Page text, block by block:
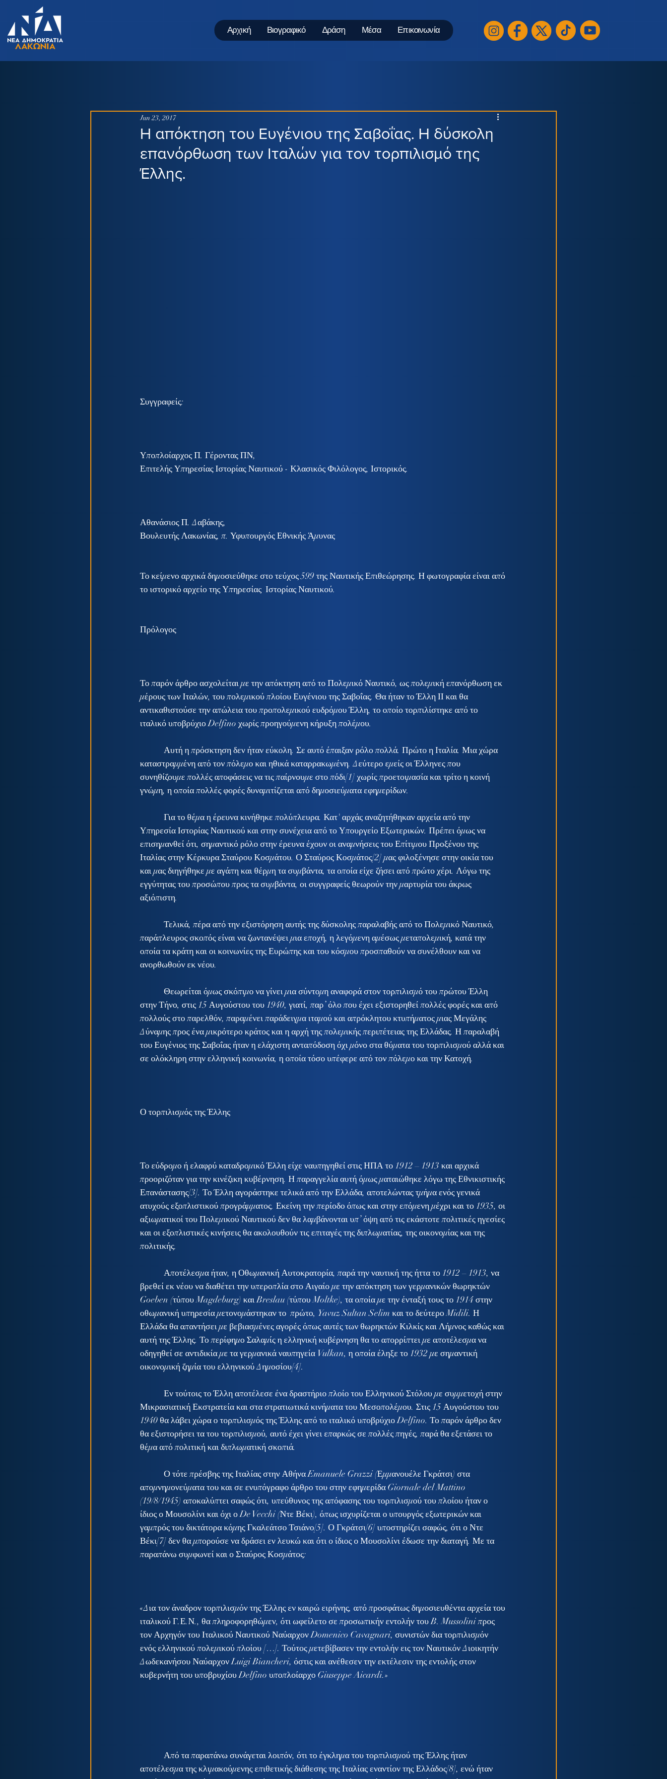
Αρχική Βιογραφικό Δράση Μέσα Επικοινωνία
Η απόκτηση του Ευγένιου της Σαβοΐας. Η δύσκολη
επανόρθωση των Ιταλών για τον τορπιλισμό της
Έλλης.
Jun 23, 2017
Συγγραφείς:
Υποπλοίαρχος Π. Γέροντας ΠΝ,
Επιτελής Υπηρεσίας Ιστορίας Ναυτικού - Κλασικός Φιλόλογος, Ιστορικός.
Αθανάσιος Π. Δαβάκης,
Βουλευτής Λακωνίας, π. Υφυπουργός Εθνικής Άμυνας
Το κείμενο αρχικά δημοσιεύθηκε στο τεύχος 599 της Ναυτικής Επιθεώρησης. Η φωτογραφία είναι από
το ιστορικό αρχείο της Υπηρεσίας  Ιστορίας Ναυτικού.
Πρόλογος
Το παρόν άρθρο ασχολείται με την απόκτηση από το Πολεμικό Ναυτικό, ως πολεμική επανόρθωση εκ
μέρους των Ιταλών, του πολεμικού πλοίου Ευγένιου της Σαβοΐας. Θα ήταν το Έλλη ΙΙ και θα
αντικαθιστούσε την απώλεια του προπολεμικού ευδρόμου Έλλη, το οποίο τορπιλίστηκε από το
ιταλικό υποβρύχιο Delfino χωρίς προηγούμενη κήρυξη πολέμου.
καταστραμμένη από τον πόλεμο και ηθικά καταρρακωμένη. Δεύτερο εμείς οι Έλληνες που
συνηθίζουμε πολλές αποφάσεις να τις παίρνουμε στο πόδι[1] χωρίς προετοιμασία και τρίτο η κοινή
γνώμη, η οποία πολλές φορές δυναμιτίζεται από δημοσιεύματα εφημερίδων.
Υπηρεσία Ιστορίας Ναυτικού και στην συνέχεια από το Υπουργείο Εξωτερικών. Πρέπει όμως να
επισημανθεί ότι, σημαντικό ρόλο στην έρευνα έχουν οι αναμνήσεις του Επίτιμου Προξένου της
Ιταλίας στην Κέρκυρα Σταύρου Κοσμάτου. Ο Σταύρος Κοσμάτος[2] μας φιλοξένησε στην οικία του
και μας διηγήθηκε με αγάπη και θέρμη τα συμβάντα, τα οποία είχε ζήσει από πρώτο χέρι. Λόγω της
εγγύτητας του προσώπου προς τα συμβάντα, οι συγγραφείς θεωρούν την μαρτυρία του άκρως
αξιόπιστη.
παράπλευρος σκοπός είναι να ζωντανέψει μια εποχή, η λεγόμενη αμέσως μεταπολεμική, κατά την
οποία τα κράτη και οι κοινωνίες της Ευρώπης και του κόσμου προσπαθούν να συνέλθουν και να
ανορθωθούν εκ νέου.
στην Τήνο, στις 15 Αυγούστου του 1940, γιατί, παρ’ όλο που έχει εξιστορηθεί πολλές φορές και από
πολλούς στο παρελθόν, παραμένει παράδειγμα ιταμού και απρόκλητου κτυπήματος μιας Μεγάλης
Δύναμης προς ένα μικρότερο κράτος και η αρχή της πολεμικής περιπέτειας της Ελλάδας. Η παραλαβή
του Ευγένιος της Σαβοΐας ήταν η ελάχιστη ανταπόδοση όχι μόνο στα θύματα του τορπιλισμού αλλά και
σε ολόκληρη στην ελληνική κοινωνία, η οποία τόσο υπέφερε από τον πόλεμο και την Κατοχή.
Ο τορπιλισμός της Έλλης
Το εύδρομο ή ελαφρύ καταδρομικό Έλλη είχε ναυπηγηθεί στις ΗΠΑ το 1912 – 1913 και αρχικά
προοριζόταν για την κινέζικη κυβέρνηση. Η παραγγελία αυτή όμως ματαιώθηκε λόγω της Εθνικιστικής
Επανάστασης[3]. Το Έλλη αγοράστηκε τελικά από την Ελλάδα, αποτελώντας τμήμα ενός γενικά
ατυχούς εξοπλιστικού προγράμματος. Εκείνη την περίοδο όπως και στην επόμενη μέχρι και το 1935, οι
αξιωματικοί του Πολεμικού Ναυτικού δεν θα λαμβάνονται υπ’ όψη από τις εκάστοτε πολιτικές ηγεσίες
και οι εξοπλιστικές κινήσεις θα ακολουθούν τις επιταγές της διπλωματίας, της οικονομίας και της
πολιτικής.
βρεθεί εκ νέου να διαθέτει την υπεροπλία στο Αιγαίο με την απόκτηση των γερμανικών θωρηκτών
Goeben (τύπου Magdeburg) και Breslau (τύπου Moltke), τα οποία με την ένταξή τους το 1914 στην
οθωμανική υπηρεσία μετονομάστηκαν το  πρώτο, Yavuz Sultan Selim και το δεύτερο Midili. Η
Ελλάδα θα απαντήσει με βεβιασμένες αγορές όπως αυτές των θωρηκτών Κιλκίς και Λήμνος καθώς και
αυτή της Έλλης. Το περίφημο Σαλαμίς η ελληνική κυβέρνηση θα το απορρίπτει με αποτέλεσμα να
οδηγηθεί σε αντιδικία με τα γερμανικά ναυπηγεία Vulkan, η οποία έληξε το 1932 με σημαντική
οικονομική ζημία του ελληνικού Δημοσίου[4].
Μικρασιατική Εκστρατεία και στα στρατιωτικά κινήματα του Μεσοπολέμου. Στις 15 Αυγούστου του
1940 θα λάβει χώρα ο τορπιλισμός της Έλλης από το ιταλικό υποβρύχιο Delfino. Το παρόν άρθρο δεν
θα εξιστορήσει τα του τορπιλισμού, αυτό έχει γίνει επαρκώς σε πολλές πηγές, παρά θα εξετάσει το
θέμα από πολιτική και διπλωματική σκοπιά.
απομνημονεύματα του και σε ενυπόγραφο άρθρο του στην εφημερίδα Giornale del Mattino
(19/8/1945) αποκαλύπτει σαφώς ότι, υπεύθυνος της απόφασης του τορπιλισμού του πλοίου ήταν ο
ίδιος ο Μουσολίνι και όχι ο De Vecchi (Ντε Βέκι), όπως ισχυρίζεται ο υπουργός εξωτερικών και
γαμπρός του δικτάτορα κόμης Γκαλεάτσο Τσιάνο[5]. Ο Γκράτσι[6] υποστηρίζει σαφώς, ότι ο Ντε
Βέκι[7] δεν θα μπορούσε να δράσει εν λευκώ και ότι ο ίδιος ο Μουσολίνι έδωσε την διαταγή. Με τα
παραπάνω συμφωνεί και ο Σταύρος Κοσμάτος:
«Δια τον άναδρον τορπιλισμόν της Έλλης εν καιρώ ειρήνης, από προσφάτως δημοσιευθέντα αρχεία του
ιταλικού Γ.Ε.Ν., θα πληροφορηθώμεν, ότι ωφείλετο σε προσωπικήν εντολήν του B. Mussolini προς
τον Αρχηγόν του Ιταλικού Ναυτικού Ναύαρχον Domenico Cavagnari, συνιστών δια τορπιλισμόν
ενός ελληνικού πολεμικού πλοίου […]. Τούτος μετεβίβασεν την εντολήν εις τον Ναυτικόν Διοικητήν
Δωδεκανήσου Ναύαρχον Luigi Biancheri, όστις και ανέθεσεν την εκτέλεσιν της εντολής στον
κυβερνήτη του υποβρυχίου Delfino υποπλοίαρχο Giuseppe Aicardi.»
αποτέλεσμα της κλιμακούμενης επιθετικής διάθεσης της Ιταλίας εναντίον της Ελλάδος[8], ενώ ήταν